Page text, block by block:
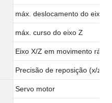
máx. deslocamento do eixo X
máx. curso do eixo Z
Eixo X/Z em movimento
Precisão de reposição (x/z)
Servo motor